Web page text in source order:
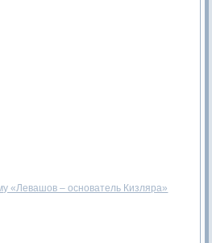
«Левашов – основатель Кизляра»